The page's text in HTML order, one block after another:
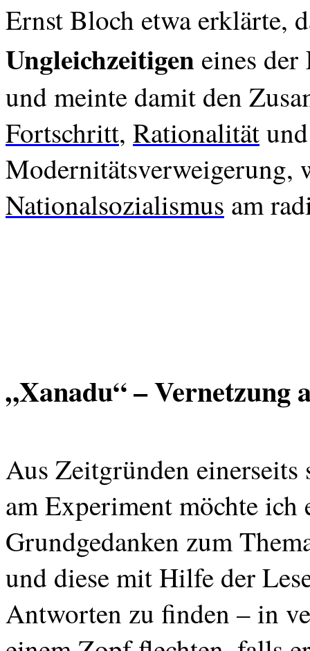
ErnstBloch etwa erklärte,
Ungleichzeitigen eines
und meinte damit den
Fortschritt, Rationalität
Modernitätsverweigerung,
Nationalsozialismus am
„Xanadu“ – Vernetzung
Aus Zeitgründen einerseits
am Experiment möchte ich
Grundgedanken zum
und diese mit Hilfe der
Antworten zu finden – in